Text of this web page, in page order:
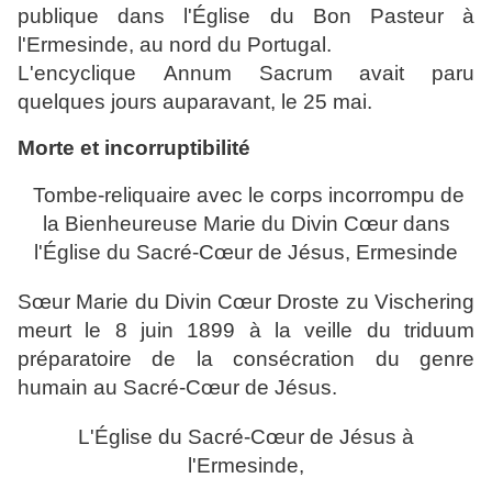
publique dans l'Église du Bon Pasteur à
l'Ermesinde, au nord du Portugal.
L'encyclique Annum Sacrum avait paru
quelques jours auparavant, le 25 mai.
Morte et incorruptibilité
Tombe-reliquaire avec le corps incorrompu de
la Bienheureuse Marie du Divin Cœur dans
l'Église du Sacré-Cœur de Jésus, Ermesinde
Sœur Marie du Divin Cœur Droste zu Vischering
meurt le 8 juin 1899 à la veille du triduum
préparatoire de la consécration du genre
humain au Sacré-Cœur de Jésus.
L'Église du Sacré-Cœur de Jésus à
l'Ermesinde,